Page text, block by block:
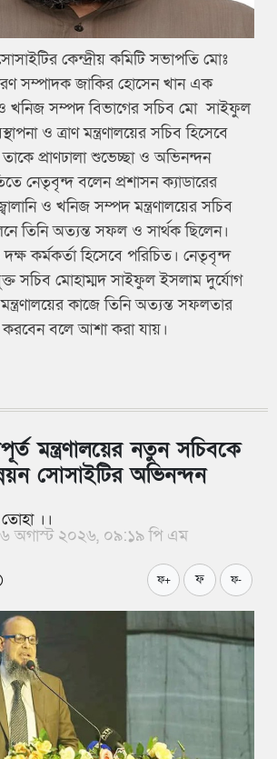
কেন্দ্রীয় কমিটি সভাপতি মোঃ
সম্পাদক জাকির হোসেন খান এক
ও খনিজ সম্পদ বিভাগের সচিব মো সাইফুল
ও ত্রাণ মন্ত্রণালয়ের সচিব হিসেবে
প্রাণঢালা শুভেচ্ছা ও অভিনন্দন
নেতৃবৃন্দ বলেন প্রশাসন ক্যাডারের
ও খনিজ সম্পদ মন্ত্রণালয়ের সচিব
তিনি অত্যন্ত সফল ও সার্থক ছিলেন।
কর্মকর্তা হিসেবে পরিচিত। নেতৃবৃন্দ
সচিব মোহাম্মদ সাইফুল ইসলাম দুর্যোগ
কাজে তিনি অত্যন্ত সফলতার
করবেন বলে আশা করা যায়।
মন্ত্রণালয়ের নতুন সচিবকে
সোসাইটির অভিনন্দন
।।
অগাস্ট ২০২৬, ০৯:১৯ পি এম
ফ+ ফ ফ-